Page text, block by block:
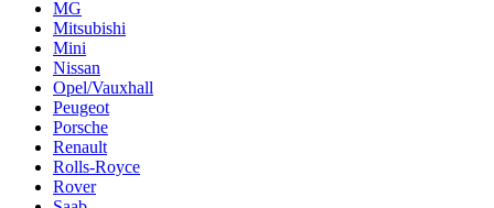
MG
Mitsubishi
Mini
Nissan
Opel/Vauxhall
Peugeot
Porsche
Renault
Rolls-Royce
Rover